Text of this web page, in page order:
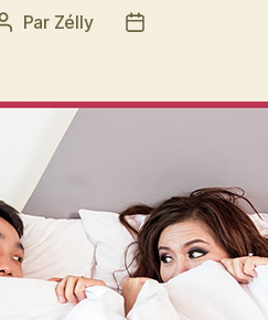
Auteur
Par Zélly
Date